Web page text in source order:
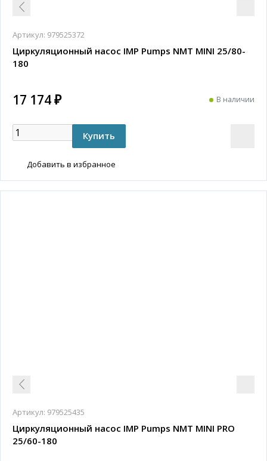
Артикул: 979525372
Циркуляционный насос IMP Pumps NMT MINI 25/80-
180
17 174 ₽ В наличии
Добавить в избранное
Артикул: 979525435
Циркуляционный насос IMP Pumps NMT MINI PRO
25/60-180